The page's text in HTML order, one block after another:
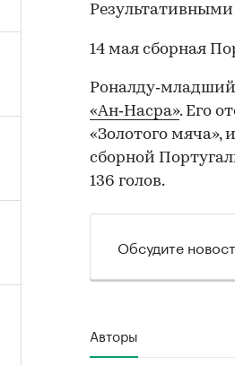
14 мая сборная
«Ан‑Насра». Его
«Золотого мяча»,
сборной
136 голов.
Обсудите
Авторы